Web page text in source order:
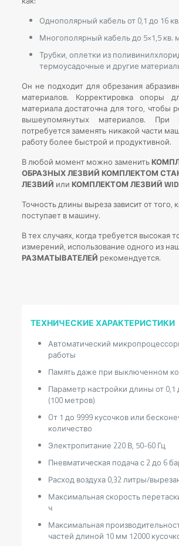
Однополярный кабель от 0,1 до 16
Многополярный кабель до 5×1,5 кв.
Трубки, оплетки из
термоусадочные и другие
Он не подходит для обрезания
материалов. Корректировка опоры
материала достаточна для того, чтобы
вышеупомянутых материалов.
потребуется заменять никакой части
работу более быстрой и продуктивной.
В любой момент можно заменить
ОБРАЗНЫХ ЛЕЗВИЙ КОМПЛЕКТОМ
ЛЕЗВИЙ или КОМПЛЕКТОМ ЛЕЗВИЙ
Точность длины выреза зависит от того,
поступает в машину.
В тех случаях, когда требуется высокая
измерений, использование одного из
РАЗМАТЫВАТЕЛЕЙ рекомендуется.
ТЕХНИЧЕСКИЕ ХАРАКТЕРИСТИКИ
Автоматический
работы
Память даже при выключенном
Параметр настройки длины от 0,1
(100 метров)
Oт 1 до 9999 кусочков или
количество
Электропитание 220 В, 50-60 Гц
Пневматическая подача с 2 до 6
Расход воздуха 0,32 литры/
Максимальная скорость
ч
Максимальная
частей длиной 10 мм 12000